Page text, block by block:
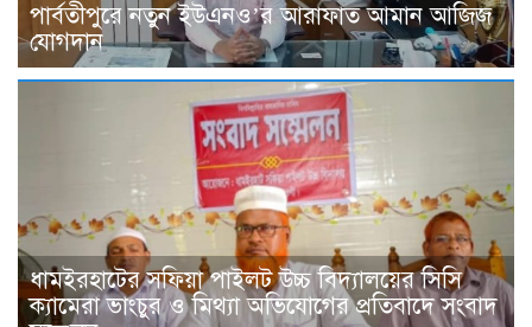
পার্বতীপুরে নতুন ইউএনও’র আরাফাত আমান আজিজ
যোগদান
ধামইরহাটের সফিয়া পাইলট উচ্চ বিদ্যালয়ের সিসি
ক্যামেরা ভাংচুর ও মিথ্যা অভিযোগের প্রতিবাদে সংবাদ